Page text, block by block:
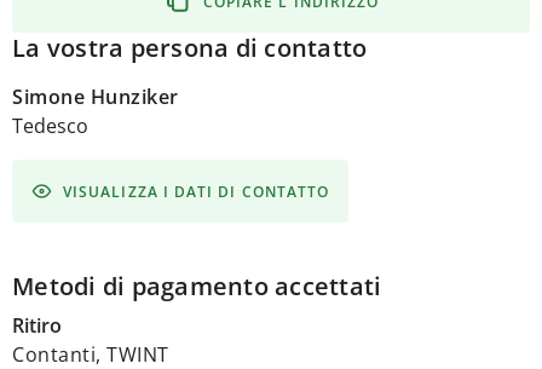
La vostra persona di contatto
Simone Hunziker
Tedesco
VISUALIZZA I DATI DI CONTATTO
Metodi di pagamento accettati
Ritiro
Contanti, TWINT